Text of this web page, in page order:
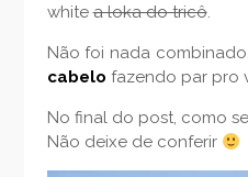
whitea loka do tricô.
Não foi nada
cabelo fazendo par pro
No final do post, como
Não deixe de conferir